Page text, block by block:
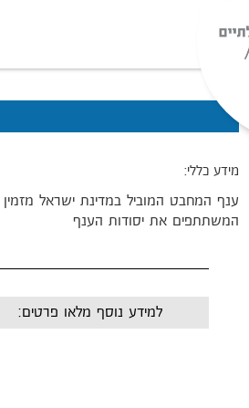
מידע כללי:
ענף המחבט המוביל במדינת ישראל
המשתתפים את יסודות הענף
למידע נוסף מלאו פרטים: